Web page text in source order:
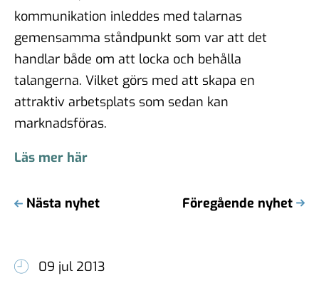
kommunikation inleddes med talarnas
gemensamma ståndpunkt som var att det
handlar både om att locka och behålla
talangerna. Vilket görs med att skapa en
attraktiv arbetsplats som sedan kan
marknadsföras.
Läs mer här
Nästa nyhet Föregående nyhet
09 jul 2013